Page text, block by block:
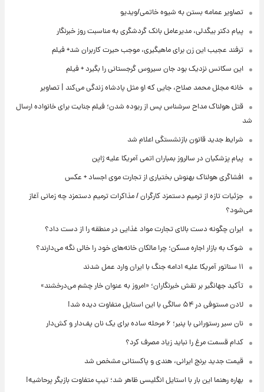
تصاویر عمامه بستن به شیوه خاتمی/ویدیو
پیام دکتر بیگدلی، مدیرعامل بانک گردشگری به مناسبت روز خبرنگار
ترفند عجیب این زن برای ماهیگیری، موجب حیرت کاربران شد+ فیلم
این سکانس نزدیک بود جان سیروس گرجستانی را بگیرد + فیلم
خانه مجلل محمد صلاح، جایی که او مثل پادشاه زندگی می‌کند | تصاویر
قتل هولناک مداح سرشناس پس از ربوده شدن؛ فیلم جنایت برای خانواده ارسال
شد
شرایط جدید قانون بازنشستگی اعلام شد
پیام پزشکیان در سالروز بمباران اتمی آمریکا علیه ژاپن
افشاگری هولناک بهنوش بختیاری از تجارت موی اجساد + عکس
جزئیات تازه از ترمیم دستمزد کارگران / مذاکرات ترمیم دستمزد چه زمانی آغاز
می‌شود؟
ایران چگونه دست بالای تجارت مواد غذایی در منطقه را از دست داد؟
شوک به بازار اجاره مسکن؛ چرا مالکان خانه‌های خود را خالی نگه می‌دارند؟
۱۱ سناتور آمریکا علیه ادامه جنگ با ایران وارد عمل شدند
تأکید جهانگیر بر نقش خبرنگاران؛ «امروز به عنوان خار چشم می‌درخشند»
لادن مستوفی در ۵۴ سالگی با این استایل متفاوت دیده شد!
نان سیر رستورانی با پنیر؛ ۶ مرحله ساده برای یک نان پف‌دار و کش‌دار
کدام قسمت مرغ را نباید زیاد مصرف کرد؟
قیمت جدید برنج ایرانی، هندی و پاکستانی مشخص شد
بهاره رهنما این بار با استایل انگلیسی ظاهر شد؛ تیپ متفاوت بازیگر پرحاشیه!